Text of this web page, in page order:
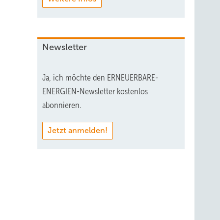
Newsletter
Ja, ich möchte den ERNEUERBARE-
ENERGIEN-Newsletter kostenlos
abonnieren.
Jetzt anmelden!